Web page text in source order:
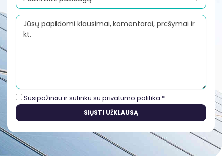
Susipažinau ir sutinku su privatumo politika *